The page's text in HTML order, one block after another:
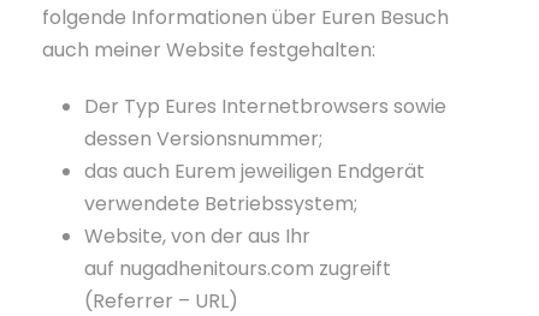
folgende Informationen über Euren Besuch
auch meiner Website festgehalten:
Der Typ Eures Internetbrowsers sowie
dessen Versionsnummer;
das auch Eurem jeweiligen Endgerät
verwendete Betriebssystem;
Website, von der aus Ihr
auf nugadhenitours.com zugreift
(Referrer – URL)